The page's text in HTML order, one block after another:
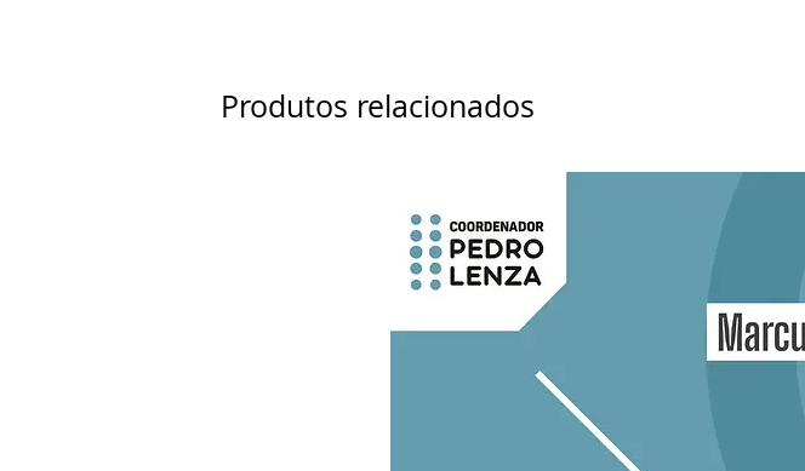
Produtos relacionados